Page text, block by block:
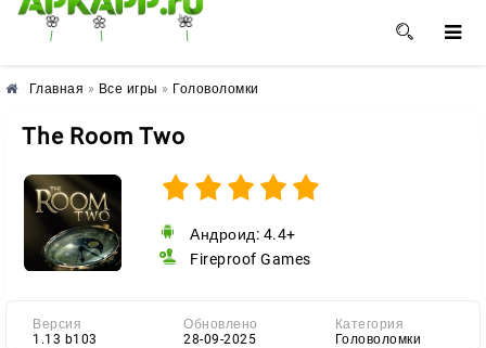
🌸 🌼 🌺
Главная » Все игры » Головоломки
The Room Two
Андроид: 4.4+
Fireproof Games
Версия
1.13 b103
Обновлено
28-09-2025
Категория
Головоломки